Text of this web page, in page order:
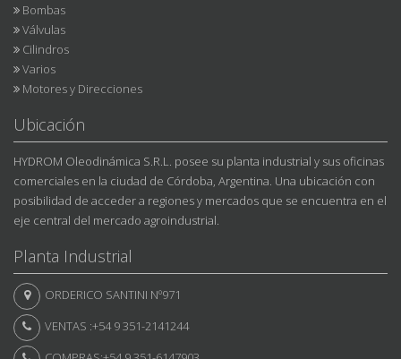
Bombas
Válvulas
Cilindros
Varios
Motores y Direcciones
Ubicación
HYDROM Oleodinámica S.R.L. posee su planta industrial y sus oficinas
comerciales en la ciudad de Córdoba, Argentina. Una ubicación con
posibilidad de acceder a regiones y mercados que se encuentra en el
eje central del mercado agroindustrial.
Planta Industrial
ORDERICO SANTINI Nº971
VENTAS :+54 9 351-2141244